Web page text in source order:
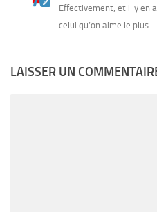
Effectivement, et il y en
celui qu’on aime le plus.
LAISSER UN